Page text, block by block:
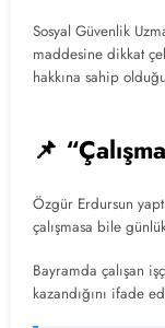
Sosyal Güvenlik
maddesine dikkat
hakkına sahip
📌
Özgür Erdursun
çalışmasa bile
Bayramda çalışan
kazandığını ifade